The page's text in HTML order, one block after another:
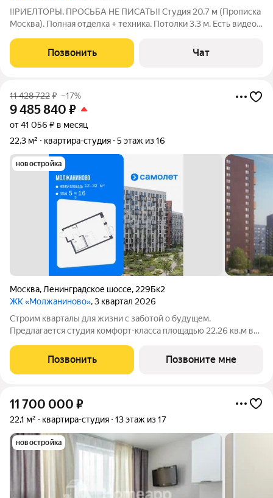
!!РИЕЛТОРЫ, ПРОСЬБА НЕ ПИСАТЬ!! Студия 20.7 м (Прописка
Москва). Полная отделка + техника. Потолки 3.3 м. Есть видео,
никто не жил. Куплена напрямую у застройщика Самолёт, в
современном
Позвонить Чат
11 428 722₽ –17%
9 485 840 ₽
от 41 056 ₽ в месяц
22,3 м²
квартира-студия 5 этаж из 16
новостройка
Москва, Ленинградское шоссе, 229Бк2
ЖК «Молжаниново», 3 квартал 2026
Строим кварталы для жизни с заботой о будущем.
Предлагается студия комфорт-класса площадью 22.26 кв.м в
"Молжаниново".Для тех, кто ценит время, предлагаем сделать
готовую отделку: поклеим обои
Позвонить Позвоните мне
11 700 000 ₽
22,1 м² квартира-студия 13 этаж из 17
новостройка